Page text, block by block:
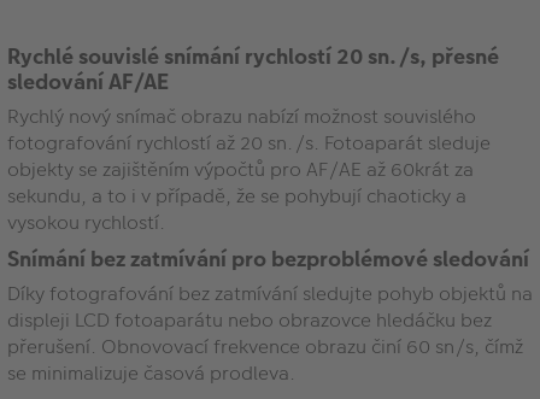
Rychlé souvislé snímání rychlostí 20 sn./s, přesné
sledování AF/AE
Rychlý nový snímač obrazu nabízí možnost souvislého
fotografování rychlostí až 20 sn./s. Fotoaparát sleduje
objekty se zajištěním výpočtů pro AF/AE až 60krát za
sekundu, a to i v případě, že se pohybují chaoticky a
vysokou rychlostí.
Snímání bez zatmívání pro bezproblémové sledování
Díky fotografování bez zatmívání sledujte pohyb objektů na
displeji LCD fotoaparátu nebo obrazovce hledáčku bez
přerušení. Obnovovací frekvence obrazu činí 60 sn/s, čímž
se minimalizuje časová prodleva.